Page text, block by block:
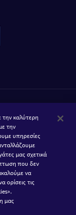
την καλύτερη
την
υπηρεσίες
μας σχετικά
που δεν
να
ορίσεις τις
μας